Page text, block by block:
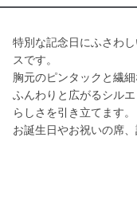
特別な記念日にふさわ
スです。
胸元のピンタックと繊
ふんわりと広がるシル
らしさを引き立てます。
お誕生日やお祝いの席